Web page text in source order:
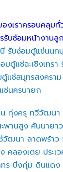
งเราครอบคลุมทั่
บซ่อมหน้างานลู
รับซ่อมตู้แช่นนท
มตู้แช่ฉะเชิงเทรา
แช่สมุทรสงคราม
ช่นครนายก
ทุ่งครุ ทวีวัฒนา
พานสูง คันนายาว
วัฒนา ลาดพร้าว
คลองเตย ประเ
ร บึงกุ่ม ดินแดง